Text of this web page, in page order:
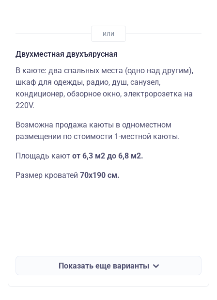
Двухместная двухъярусная
В каюте: два спальных места (одно над другим),
шкаф для одежды, радио, душ, санузел,
кондиционер, обзорное окно, электророзетка на
220V.
Возможна продажа каюты в одноместном
размещении по стоимости 1-местной каюты.
Площадь кают от 6,3 м2 до 6,8 м2.
Размер кроватей 70х190 см.
Показать еще варианты